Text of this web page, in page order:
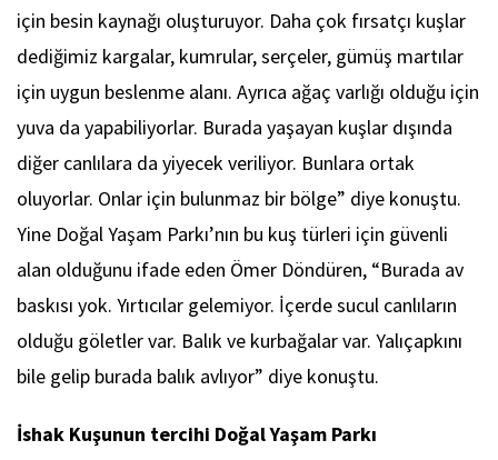
için besin kaynağı oluşturuyor. Daha çok fırsatçı kuşlar
dediğimiz kargalar, kumrular, serçeler, gümüş martılar
için uygun beslenme alanı. Ayrıca ağaç varlığı olduğu için
yuva da yapabiliyorlar. Burada yaşayan kuşlar dışında
diğer canlılara da yiyecek veriliyor. Bunlara ortak
oluyorlar. Onlar için bulunmaz bir bölge” diye konuştu.
Yine Doğal Yaşam Parkı’nın bu kuş türleri için güvenli
alan olduğunu ifade eden Ömer Döndüren, “Burada av
baskısı yok. Yırtıcılar gelemiyor. İçerde sucul canlıların
olduğu göletler var. Balık ve kurbağalar var. Yalıçapkını
bile gelip burada balık avlıyor” diye konuştu.
İshak Kuşunun tercihi Doğal Yaşam Parkı